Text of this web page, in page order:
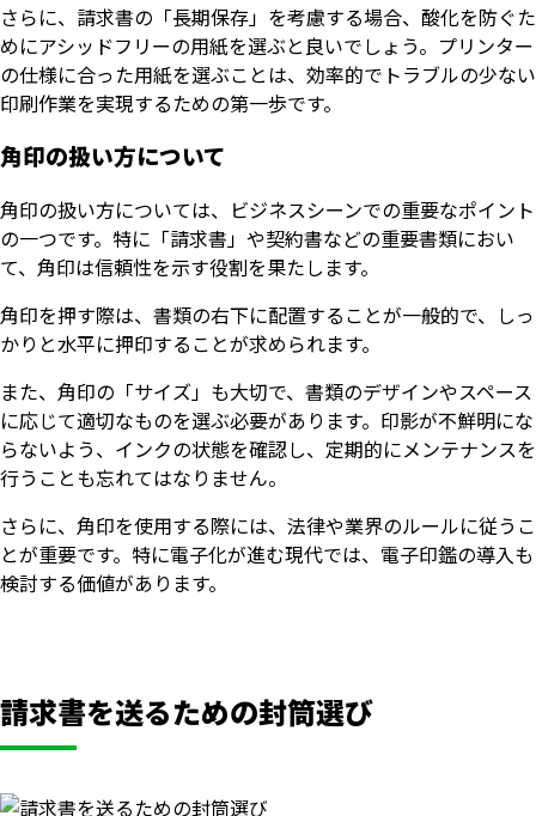
さらに、請求書の「長期保存」を考慮する場合、酸化を防ぐた
めにアシッドフリーの用紙を選ぶと良いでしょう。プリンター
の仕様に合った用紙を選ぶことは、効率的でトラブルの少ない
印刷作業を実現するための第一歩です。
角印の扱い方について
角印の扱い方については、ビジネスシーンでの重要なポイント
の一つです。特に「請求書」や契約書などの重要書類におい
て、角印は信頼性を示す役割を果たします。
角印を押す際は、書類の右下に配置することが一般的で、しっ
かりと水平に押印することが求められます。
また、角印の「サイズ」も大切で、書類のデザインやスペース
に応じて適切なものを選ぶ必要があります。印影が不鮮明にな
らないよう、インクの状態を確認し、定期的にメンテナンスを
行うことも忘れてはなりません。
さらに、角印を使用する際には、法律や業界のルールに従うこ
とが重要です。特に電子化が進む現代では、電子印鑑の導入も
検討する価値があります。
請求書を送るための封筒選び